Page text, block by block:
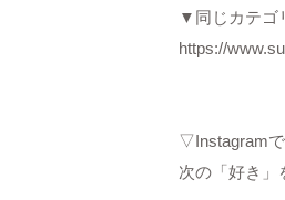
▼同じカテゴ
https://
▽Instagramで
次の「好き」